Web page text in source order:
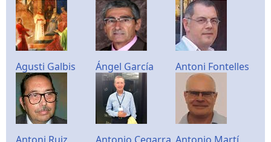
Agusti Galbis Ángel García Antoni Fontelles